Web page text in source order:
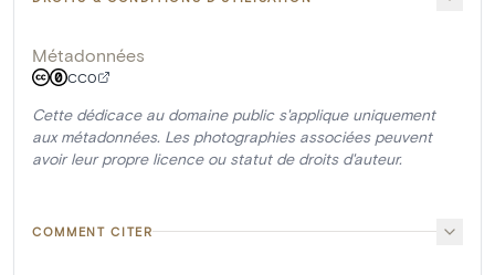
Métadonnées
CC0
Cette dédicace au domaine public s'applique uniquement
aux métadonnées. Les photographies associées peuvent
avoir leur propre licence ou statut de droits d'auteur.
COMMENT CITER